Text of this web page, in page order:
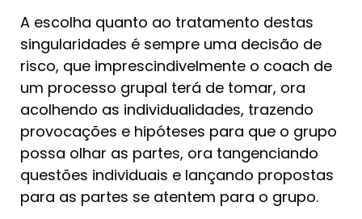
A escolha quanto ao tratamento destas
singularidades é sempre uma decisão de
risco, que imprescindivelmente o coach de
um processo grupal terá de tomar, ora
acolhendo as individualidades, trazendo
provocações e hipóteses para que o grupo
possa olhar as partes, ora tangenciando
questões individuais e lançando propostas
para as partes se atentem para o grupo.